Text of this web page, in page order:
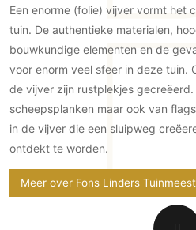
Keuken
Keukens
Keukenapparatuur
Keukenbladen
Keukenaccessoires
Keukenkranen
Ramen en deuren
Autolift
3D visualisaties
Gevel
Gevelbekleding
Gevelstenen
Schilderwerk buiten
Houten buitenvloeren
Natuursteen en keramiek
buitenvloeren
Vlonders
Zonwering
Zonwering buiten
Terrasoverkapping
Villa
Zwembad
Zakelijk
Horeca
Een enorme (folie) vijver vormt het
tuin. De authentieke materialen,
bouwkundige elementen en de
voor enorm veel sfeer in deze tuin.
de vijver zijn rustplekjes
scheepsplanken maar ook van
in de vijver die een sluipweg
ontdekt te worden.
Meer over Fons Linders